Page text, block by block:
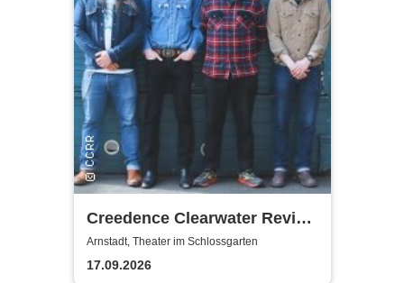
Creedence Clearwater Revival
Revival
Arnstadt, Theater im Schlossgarten
17.09.2026